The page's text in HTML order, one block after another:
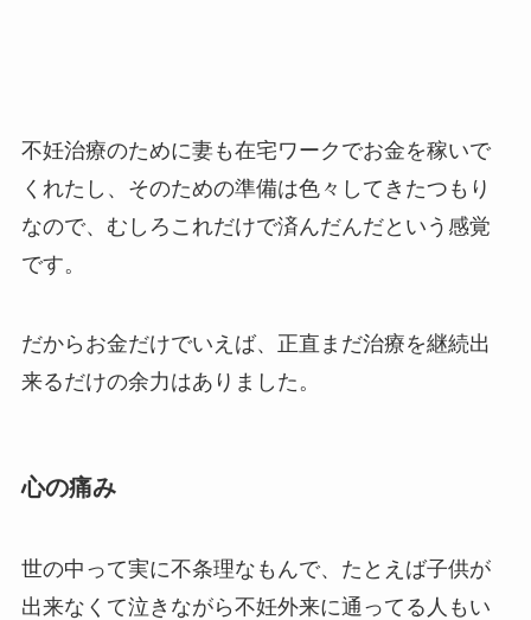
不妊治療のために妻も在宅ワークでお金を稼いで
くれたし、そのための準備は色々してきたつもり
なので、むしろこれだけで済んだんだという感覚
です。
だからお金だけでいえば、正直まだ治療を継続出
来るだけの余力はありました。
心の痛み
世の中って実に不条理なもんで、たとえば子供が
出来なくて泣きながら不妊外来に通ってる人もい